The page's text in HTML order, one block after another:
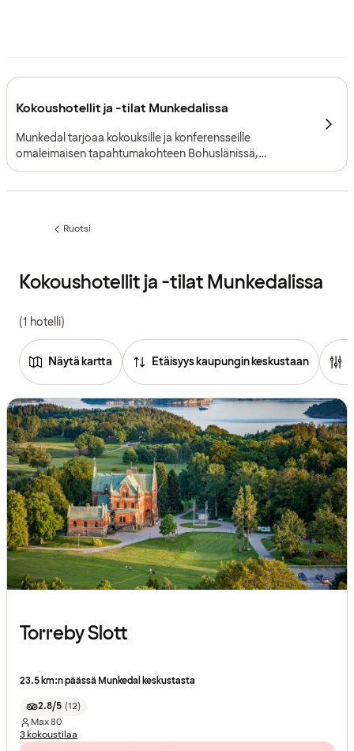
Kokoushotellit ja -tilat Munkedalissa
Munkedal tarjoaa kokouksille ja konferensseille
omaleimaisen tapahtumakohteen Bohuslänissä,
Ruotsissa. Rauhallinen linnamiljöö, sujuva saavutettavuus
Edellinen
Ruotsi
Kokoushotellit ja -tilat Munkedalissa
(1 hotelli)
Näytä kartta Etäisyys kaupungin keskustaan
Torreby Slott
23.5 km:n päässä Munkedal keskustasta
2.8/5 (12)
Max80
3 kokoustilaa